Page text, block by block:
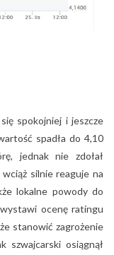
spokojniej i jeszcze
spadła do 4,10
jednak nie zdołał
silnie reaguje na
lokalne powody do
ocenę ratingu
stanowić zagrożenie
szwajcarski osiągnął